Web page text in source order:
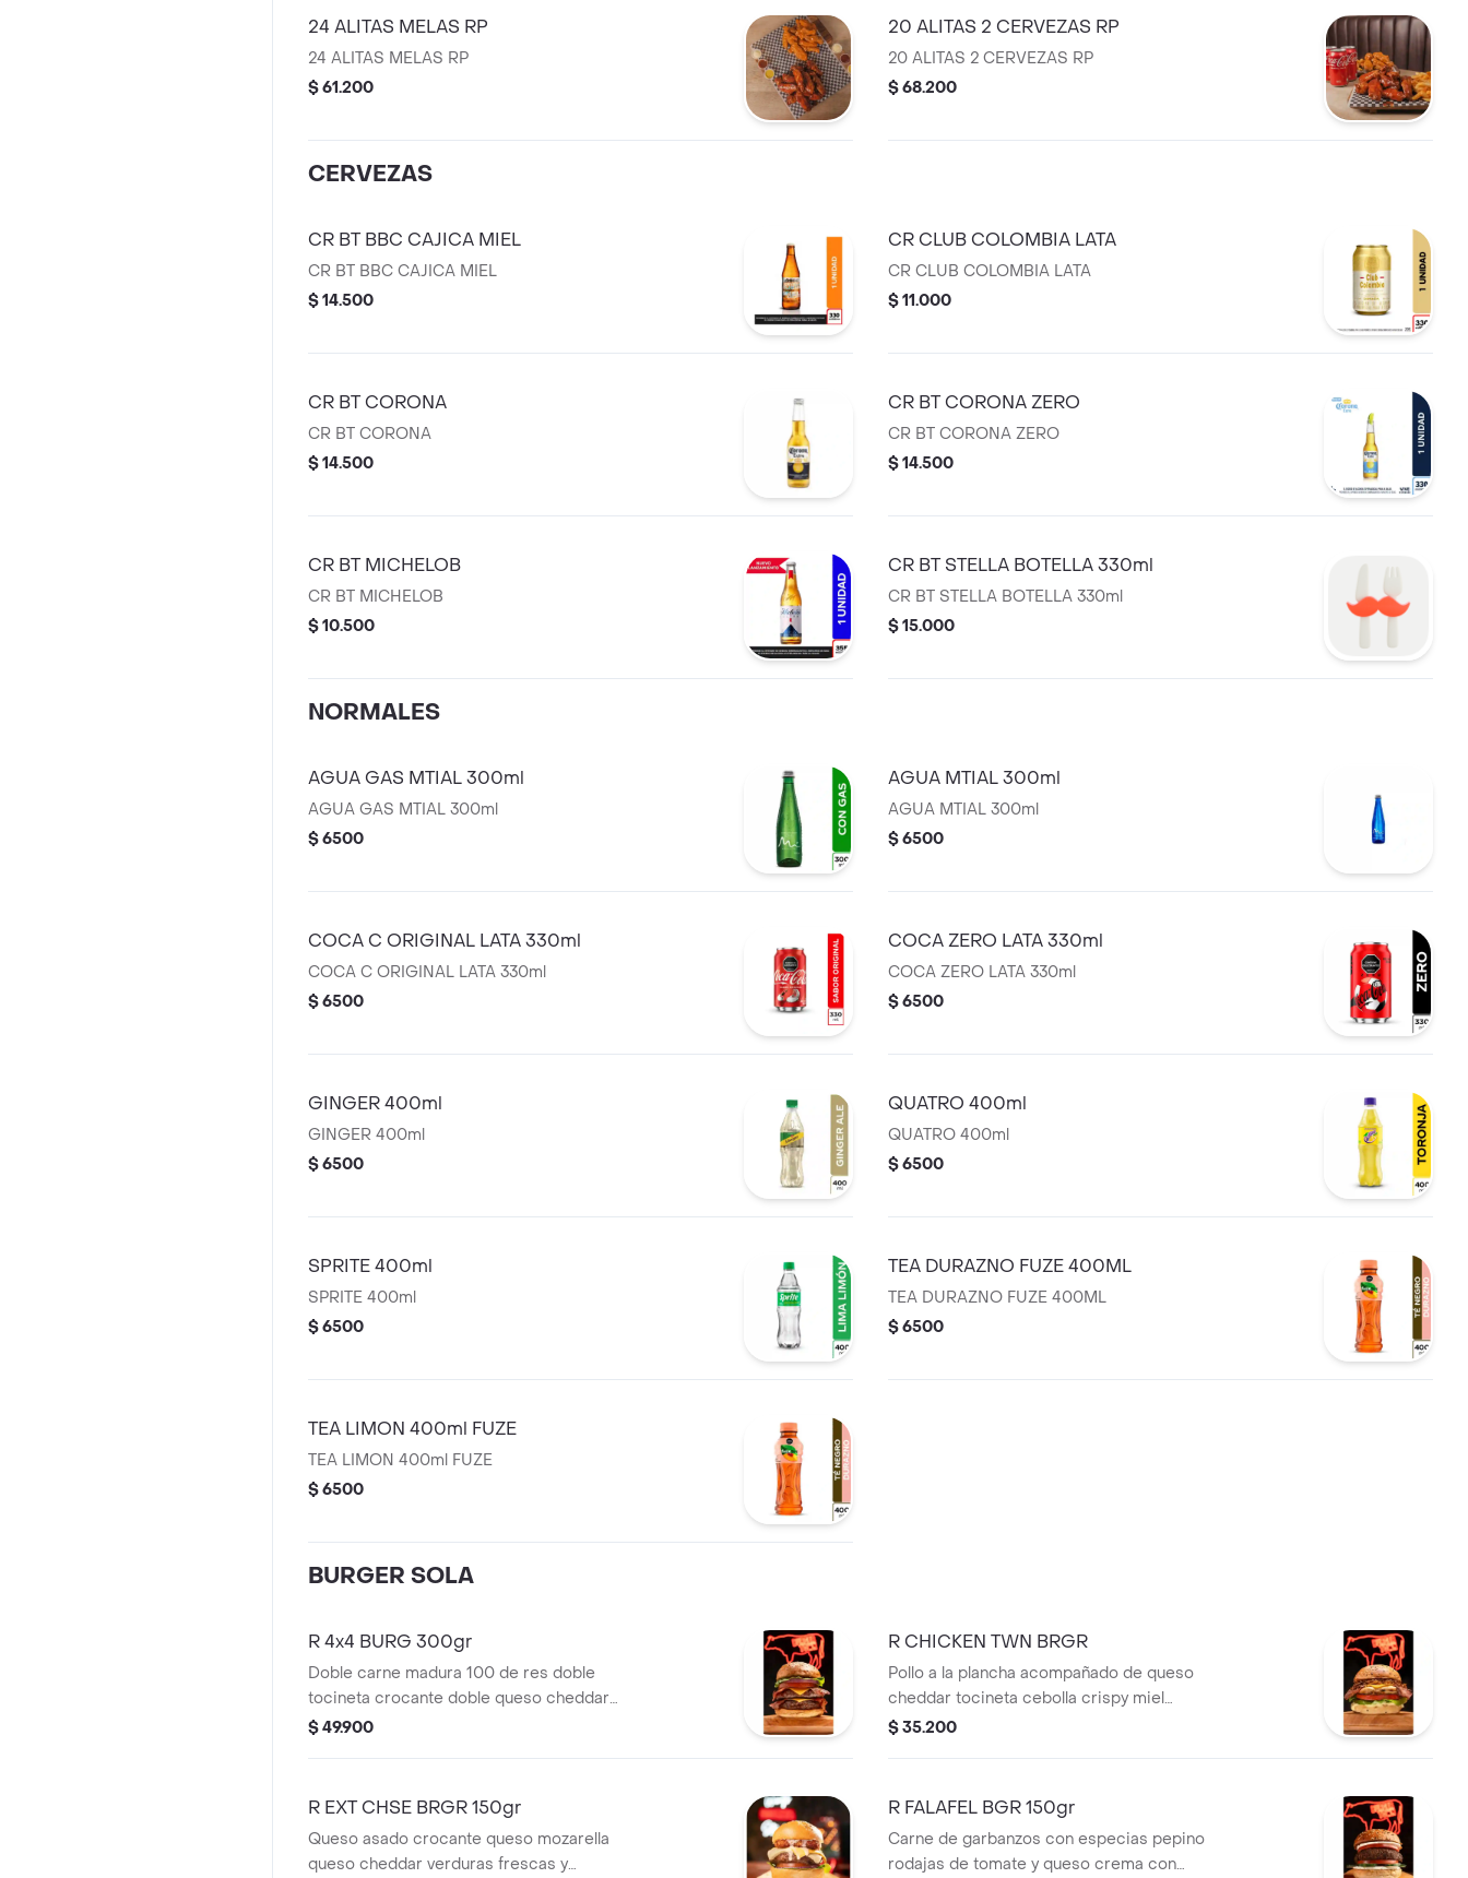
24 ALITAS MELAS RP
24 ALITAS MELAS RP
$ 61.200
20 ALITAS 2 CERVEZAS RP
20 ALITAS 2 CERVEZAS RP
$ 68.200
CERVEZAS
CR BT BBC CAJICA MIEL
CR BT BBC CAJICA MIEL
$ 14.500
CR CLUB COLOMBIA LATA
CR CLUB COLOMBIA LATA
$ 11.000
CR BT CORONA
CR BT CORONA
$ 14.500
CR BT CORONA ZERO
CR BT CORONA ZERO
$ 14.500
CR BT MICHELOB
CR BT MICHELOB
$ 10.500
CR BT STELLA BOTELLA 330ml
CR BT STELLA BOTELLA 330ml
$ 15.000
NORMALES
AGUA GAS MTIAL 300ml
AGUA GAS MTIAL 300ml
$ 6500
AGUA MTIAL 300ml
AGUA MTIAL 300ml
$ 6500
COCA C ORIGINAL LATA 330ml
COCA C ORIGINAL LATA 330ml
$ 6500
COCA ZERO LATA 330ml
COCA ZERO LATA 330ml
$ 6500
GINGER 400ml
GINGER 400ml
$ 6500
QUATRO 400ml
QUATRO 400ml
$ 6500
SPRITE 400ml
SPRITE 400ml
$ 6500
TEA DURAZNO FUZE 400ML
TEA DURAZNO FUZE 400ML
$ 6500
TEA LIMON 400ml FUZE
TEA LIMON 400ml FUZE
$ 6500
BURGER SOLA
R 4x4 BURG 300gr
Doble carne madura 100 de res doble
tocineta crocante doble queso cheddar
verduras frescas
$ 49.900
R CHICKEN TWN BRGR
Pollo a la plancha acompañado de queso
cheddar tocineta cebolla crispy miel
mostaza y vegetales frescos
$ 35.200
R EXT CHSE BRGR 150gr
Queso asado crocante queso mozarella
queso cheddar verduras frescas y
R FALAFEL BGR 150gr
Carne de garbanzos con especias pepino
rodajas de tomate y queso crema con